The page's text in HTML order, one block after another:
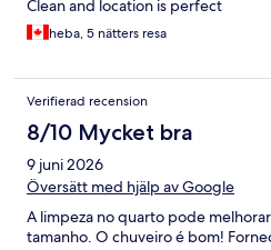
Clean and location is perfect
heba, 5 nätters resa
Verifierad recension
8/10 Mycket bra
9 juni 2026
Översätt med hjälp av Google
A limpeza no quarto pode
tamanho. O chuveiro é bom!